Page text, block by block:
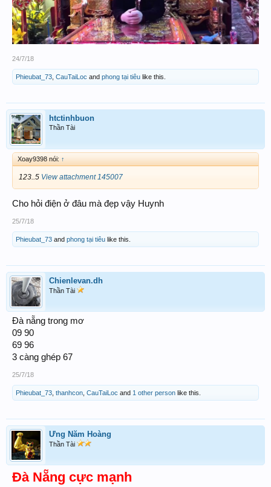
24/7/18
Phieubat_73 CauTaiLoc and phong tại tiêu like this.
htctinhbuon
Thần Tài
Xoay9398 nói: ↑
123..5 View attachment 145007
Cho hỏi điện ở đâu mà đẹp vậy Huynh
25/7/18
Phieubat_73 and phong tại tiêu like this.
Chienlevan.dh
Thần Tài
Đà nẵng trong mơ
09 90
69 96
3 càng ghép 67
25/7/18
Phieubat_73, thanhcon, CauTaiLoc and 1 other person like this.
Ưng Năm Hoàng
Thần Tài
Đà Nẵng cực mạnh